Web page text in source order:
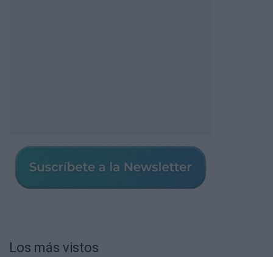
Los más vistos